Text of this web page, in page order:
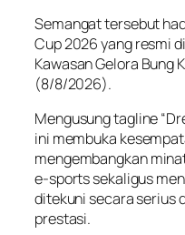
Semangat tersebut
Cup 2026 yang resmi
Kawasan Gelora Bung
(8/8/2026).
Mengusung tagline
ini membuka
mengembangkan
e-sports sekaligus
ditekuni secara serius
prestasi.